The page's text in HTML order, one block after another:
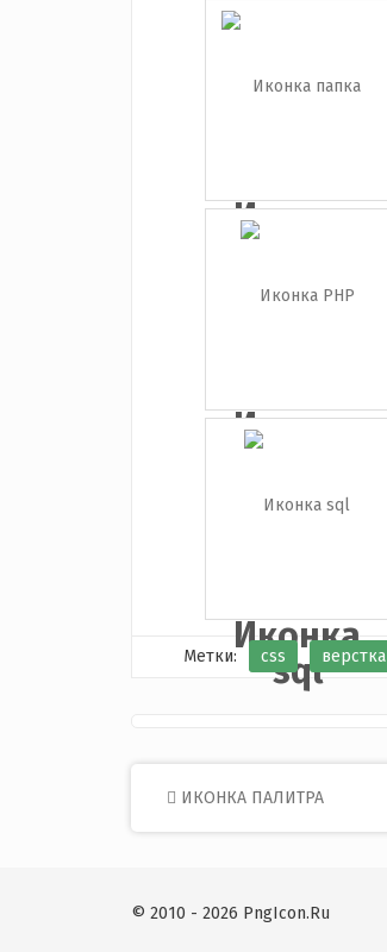
Иконка
папка
jpeg
Иконка
Иконка
sql
Метки: css верстка
Post
navigation
ИКОНКА ПАЛИТРА
© 2010 - 2026 PngIcon.Ru